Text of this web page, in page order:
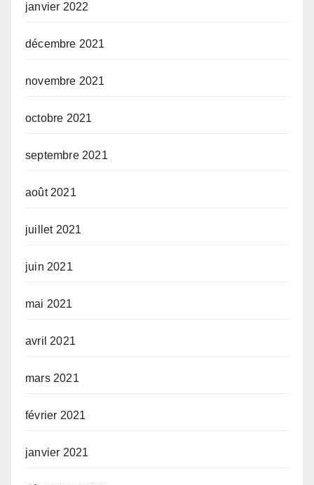
janvier 2022
décembre 2021
novembre 2021
octobre 2021
septembre 2021
août 2021
juillet 2021
juin 2021
mai 2021
avril 2021
mars 2021
février 2021
janvier 2021